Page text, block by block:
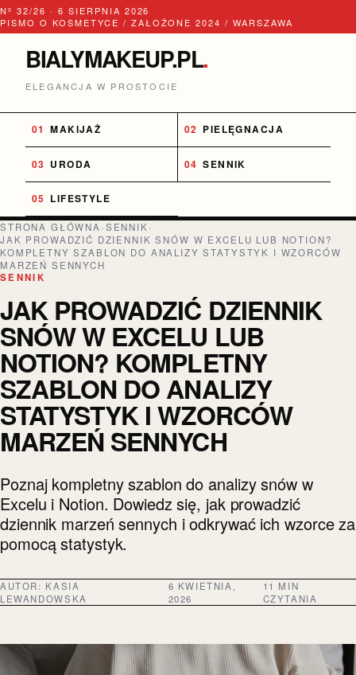
Nº 32/26 · 6 SIERPNIA 2026
PISMO O KOSMETYCE / ZAŁOŻONE 2024 / WARSZAWA
BIALYMAKEUP.PL.
ELEGANCJA W PROSTOCIE
MAKIJAŻ PIELĘGNACJA
URODA SENNIK
LIFESTYLE
STRONA GŁÓWNA›SENNIK›
JAK PROWADZIĆ DZIENNIK SNÓW W EXCELU LUB NOTION?
KOMPLETNY SZABLON DO ANALIZY STATYSTYK I WZORCÓW
MARZEŃ SENNYCH
SENNIK
JAK PROWADZIĆ DZIENNIK
SNÓW W EXCELU LUB
NOTION? KOMPLETNY
SZABLON DO ANALIZY
STATYSTYK I WZORCÓW
MARZEŃ SENNYCH
Poznaj kompletny szablon do analizy snów w
Excelu i Notion. Dowiedz się, jak prowadzić
dziennik marzeń sennych i odkrywać ich wzorce za
pomocą statystyk.
AUTOR: KASIA
LEWANDOWSKA
6 KWIETNIA,
2026
11 MIN
CZYTANIA